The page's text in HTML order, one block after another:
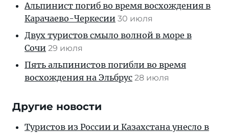
Альпинист погиб во время восхождения в
Карачаево-Черкесии 30 июля
Двух туристов смыло волной в море в
Сочи 29 июля
Пять альпинистов погибли во время
восхождения на Эльбрус 28 июля
Другие новости
Туристов из России и Казахстана унесло в